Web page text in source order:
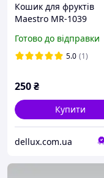
Кошик для фруктів
Maestro MR-1039
Готово до відправки
5.0 (1)
250₴
Купити
dellux.com.ua